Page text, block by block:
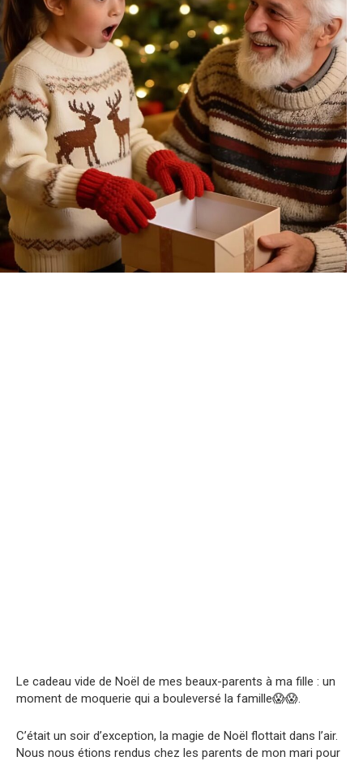
Le cadeau vide de Noël de mes beaux-parents à ma fille : un
moment de moquerie qui a bouleversé la famille😱😱.
C’était un soir d’exception, la magie de Noël flottait dans l’air.
Nous nous étions rendus chez les parents de mon mari pour